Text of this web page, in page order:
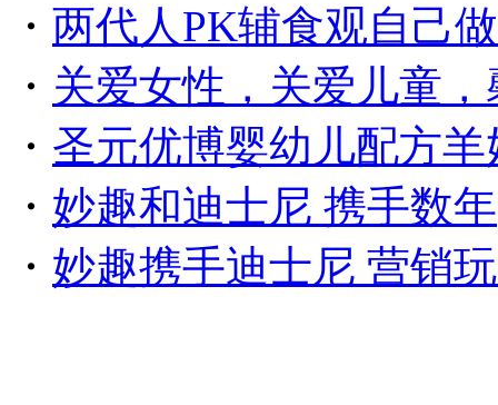
・ 两代人PK辅食观自己
・ 关爱女性，关爱儿童
・ 圣元优博婴幼儿配方
・ 妙趣和迪士尼 携手数年
・ 妙趣携手迪士尼 营销